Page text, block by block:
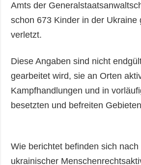
Amts der
schon 673 Kinder in der Ukraine
verletzt.
Diese Angaben sind nicht
gearbeitet wird, sie an Orten
Kampfhandlungen und in
besetzten und befreiten
Wie berichtet befinden sich
ukrainischer